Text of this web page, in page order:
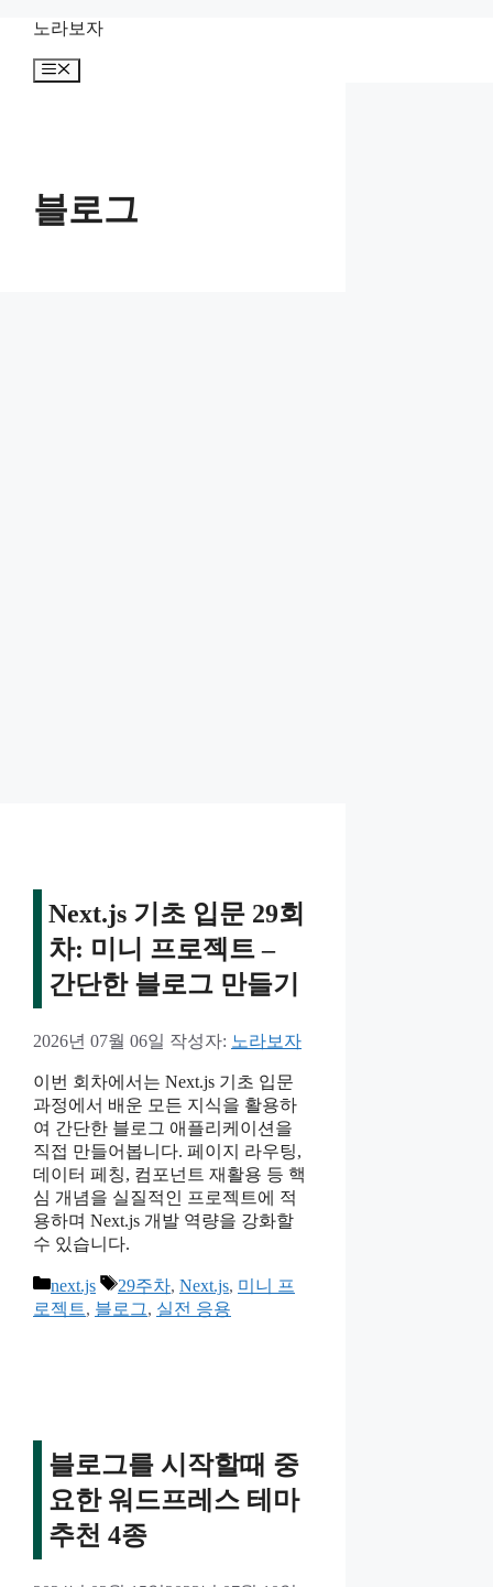
노라보자
메
블로그
Next.js 기초 입문 29회
차: 미니 프로젝트 –
간단한 블로그 만들기
2026년 07월 06일 작성자: 노라보자
이번 회차에서는 Next.js 기초 입문
과정에서 배운 모든 지식을 활용하
여 간단한 블로그 애플리케이션을
직접 만들어봅니다. 페이지 라우팅,
데이터 페칭, 컴포넌트 재활용 등 핵
심 개념을 실질적인 프로젝트에 적
용하며 Next.js 개발 역량을 강화할
수 있습니다.
카
테
next.js
태
그
29주차, Next.js, 미니 프
로젝트, 블로그, 실전 응용
블로그를 시작할때 중
요한 워드프레스 테마
추천 4종